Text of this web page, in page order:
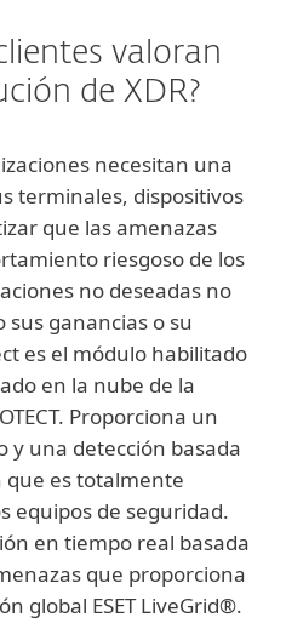
valoran
de XDR?
necesitan una
terminales, dispositivos
que las amenazas
riesgoso de los
no deseadas no
ganancias o su
es el módulo habilitado
en la nube de la
Proporciona un
una detección basada
que es totalmente
equipos de seguridad.
en tiempo real basada
que proporciona
global ESET LiveGrid®.